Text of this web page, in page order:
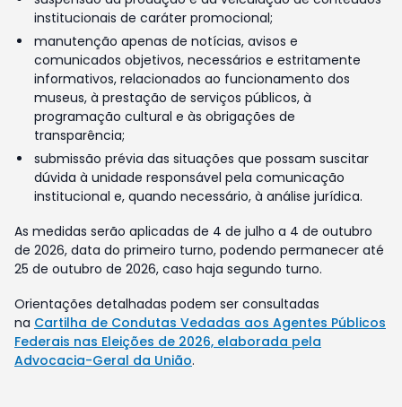
institucionais de caráter promocional;
manutenção apenas de notícias, avisos e
comunicados objetivos, necessários e estritamente
informativos, relacionados ao funcionamento dos
museus, à prestação de serviços públicos, à
programação cultural e às obrigações de
transparência;
submissão prévia das situações que possam suscitar
dúvida à unidade responsável pela comunicação
institucional e, quando necessário, à análise jurídica.
As medidas serão aplicadas de 4 de julho a 4 de outubro
de 2026, data do primeiro turno, podendo permanecer até
25 de outubro de 2026, caso haja segundo turno.
Orientações detalhadas podem ser consultadas
na Cartilha de Condutas Vedadas aos Agentes Públicos
Federais nas Eleições de 2026, elaborada pela
Advocacia-Geral da União.